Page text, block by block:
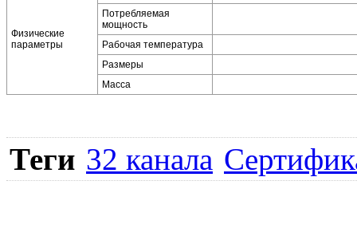
Физические
параметры
Потребляемая
мощность
Рабочая температура
Размеры
Масса
Теги 32 канала